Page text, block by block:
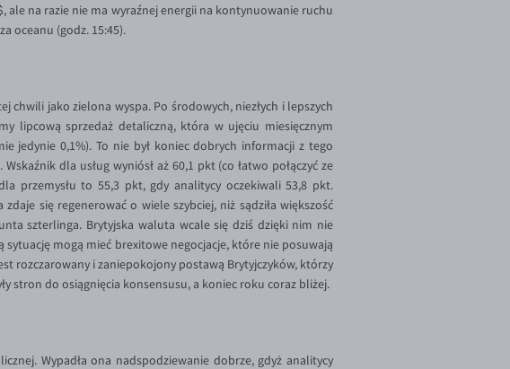
ale na razie nie ma wyraźnej energii na kontynuowanie ruchu
oceanu (godz. 15:45).
chwili jako zielona wyspa. Po środowych, niezłych i lepszych
lipcową sprzedaż detaliczną, która w ujęciu miesięcznym
jedynie 0,1%). To nie był koniec dobrych informacji z tego
dla usług wyniósł aż 60,1 pkt (co łatwo połączyć ze
przemysłu to 55,3 pkt, gdy analitycy oczekiwali 53,8 pkt.
się regenerować o wiele szybciej, niż sądziła większość
szterlinga. Brytyjska waluta wcale się dziś dzięki nim nie
mogą mieć brexitowe negocjacje, które nie posuwają
rozczarowany i zaniepokojony postawą Brytyjczyków, którzy
stron do osiągnięcia konsensusu, a koniec roku coraz bliżej.
Wypadła ona nadspodziewanie dobrze, gdyż analitycy